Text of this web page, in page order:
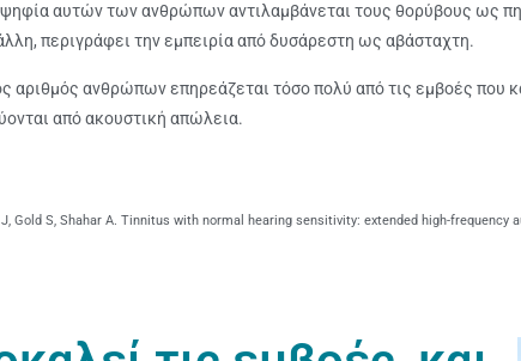
αυτών των ανθρώπων αντιλαμβάνεται τους θορύβους ως
περιγράφει την εμπειρία από δυσάρεστη ως αβάσταχτη.
αριθμός ανθρώπων επηρεάζεται τόσο πολύ από τις εμβοές που
από ακουστική απώλεια.
Gold S, Shahar A. Tinnitus with normal hearing sensitivity: extended high-frequency